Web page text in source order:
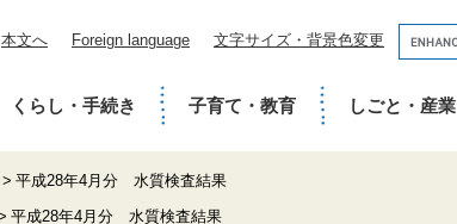
本文へ Foreign language 文字サイズ・背景色変更
ー
ワ
ド
で
が
くらし・手続き 子育て・教育 しごと・産業
平成28年4月分 水質検査結果
平成28年4月分 水質検査結果